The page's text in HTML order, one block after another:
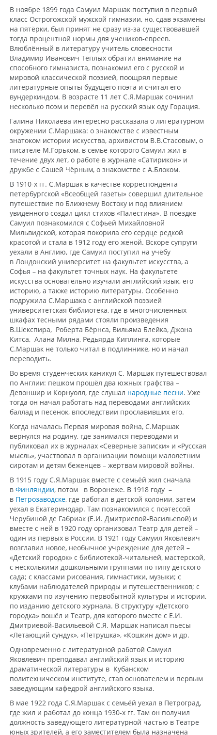
В ноябре 1899 года Самуил Маршак поступил в первый
класс Острогожской мужской гимназии, но, сдав экзамены
на пятёрки, был принят не сразу из-за существовавшей
тогда процентной нормы для учеников-евреев.
Влюблённый в литературу учитель словесности
Владимир Иванович Теплых обратил внимание на
способного гимназиста, познакомил его с русской и
мировой классической поэзией, поощрял первые
литературные опыты будущего поэта и считал его
вундеркиндом. В возрасте 11 лет С.Я.Маршак сочинил
несколько поэм и перевёл на русский язык оду Горация.
Галина Николаева интересно рассказала о литературном
окружении С.Маршака: о знакомстве с известным
знатоком истории искусства, архивистом В.В.Стасовым, о
писателе М.Горьком, в семье которого Самуил жил в
течение двух лет, о работе в журнале «Сатирикон» и
дружбе с Сашей Чёрным, о знакомстве с А.Блоком.
В 1910-х гг. С.Маршак в качестве корреспондента
петербургской «Всеобщей газеты» совершил длительное
путешествие по Ближнему Востоку и под влиянием
увиденного создал цикл стихов «Палестина». В поездке
Самуил познакомился с Софьей Михайловной
Мильвидской, которая покорила его сердце редкой
красотой и стала в 1912 году его женой. Вскоре супруги
уехали в Англию, где Самуил поступил на учёбу
в Лондонский университет на факультет искусства, а
Софья – на факультет точных наук. На факультете
искусства основательно изучали английский язык, его
историю, а также историю литературы. Особенно
подружила С.Маршака с английской поэзией
университетская библиотека, где в многочисленных
шкафах тесными рядами стояли произведения
В.Шекспира, Роберта Бёрнса, Вильяма Блейка, Джона
Китса, Алана Милна, Редьярда Киплинга, которые
С.Маршак не только читал в подлиннике, но и начал
переводить.
Во время студенческих каникул С. Маршак путешествовал
по Англии: пешком прошёл два южных графства –
Девоншир и Корнуолл, где слушал народные песни. Уже
тогда он начал работать над переводами английских
баллад и песенок, впоследствии прославивших его.
Когда началась Первая мировая война, С.Маршак
вернулся на родину, где занимался переводами и
публиковал их в журналах «Северные записки» и «Русская
мысль», участвовал в организации помощи малолетним
сиротам и детям беженцев – жертвам мировой войны.
В 1915 году С.Я.Маршак вместе с семьёй жил сначала
в Финляндии, потом в Воронеже. В 1918 году –
в Петрозаводске, где работал в детской колонии, затем
уехал в Екатеринодар. Там познакомился с поэтессой
Черубиной де Габриак (Е.И. Дмитриевой-Васильевой) и
вместе с ней в 1920 году организовал Театр для детей –
один из первых в России. В 1921 году Самуил Яковлевич
возглавил новое, необычное учреждение для детей –
«Детский городок» с библиотекой-читальней, мастерской,
с несколькими дошкольными группами по типу детского
сада; с классами рисования, гимнастики, музыки; с
клубами наблюдателей природы и путешественников; с
кружками по изучению первобытной культуры и истории,
по изданию детского журнала. В структуру «Детского
городка» вошёл и Театр, для которого вместе с Е.И.
Дмитриевой-Васильевой С.Я. Маршак написал пьесы
«Летающий сундук», «Петрушка», «Кошкин дом» и др.
Одновременно с литературной работой Самуил
Яковлевич преподавал английский язык и историю
драматической литературы в Кубанском
политехническом институте, став основателем и первым
заведующим кафедрой английского языка.
В мае 1922 года С.Я.Маршак с семьёй уехал в Петроград,
где жил и работал до конца 1930-х гг. Там он получил
должность заведующего литературной частью в Театре
юных зрителей, а его заместителем была назначена